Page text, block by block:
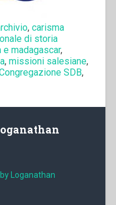
, carisma
di storia
madagascar,
, missioni salesiane,
SDB,
Loganathan